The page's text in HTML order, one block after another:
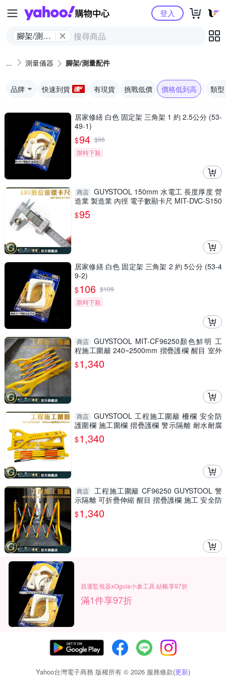
Yahoo購物中心
腳架/測量
登入
測量儀器 腳架/測量配件
品牌 快速到貨 有現貨 挑戰低價 價格低到高 類型
居家修繕 白色 固定架 三角架 1 約 2.5公分 (53-
49-1)
$94 $96
限時下殺
商店 GUYSTOOL 150mm 水電工 長度厚度 營
造業 製造業 內徑 電子數顯卡尺 MIT-DVC-S150
P 防潑水 廠房
$95
居家修繕 白色 固定架 三角架 2 約 5公分 (53-4
9-2)
$106 $109
限時下殺
商店 GUYSTOOL MIT-CF96250顏色鮮明 工
程施工圍籬 240~2500mm 摺疊護欄 醒目 室外
裝修 安全防護圍欄
$1,340
商店 GUYSTOOL 工程施工圍籬 柵欄 安全防
護圍欄 施工圍欄 摺疊護欄 警示隔離 耐水耐腐
MIT-CF96250
$1,340
商店
工程施工圍籬 CF96250 GUYSTOOL 警
示隔離 可折疊伸縮 醒目 摺疊護欄 施工 安全防
護圍欄 室內裝潢
$1,340
昌運監視器xOgula小倉工具 結帳享97折
滿1件享97折
Yahoo台灣電子商務 版權所有 © 2026 服務條款(更新)